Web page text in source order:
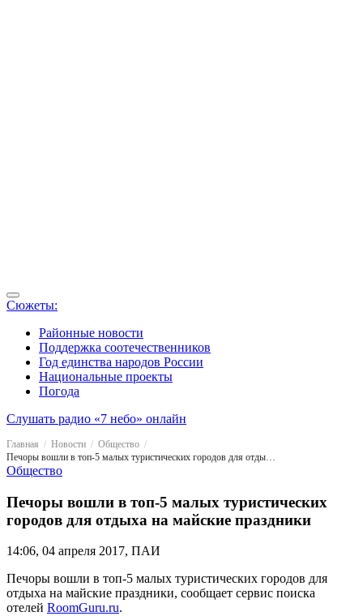
Сюжеты:
Районные новости
Поддержка соотечественников
Год единства народов России
Национальные проекты
Погода
Слушать радио «7 небо» онлайн
Главная Новости
Общество
Печоры вошли в топ-5 малых туристических городов для отдыха на майские праздники
Общество
Печоры вошли в топ-5 малых туристических
городов для отдыха на майские праздники
14:06, 04 апреля 2017, ПАИ
Печоры вошли в топ-5 малых туристических городов для
отдыха на майские праздники, сообщает сервис поиска
отелей RoomGuru.ru.